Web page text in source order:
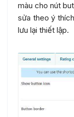
màu cho nút
sửa theo ý
lưu lại thiết lập.